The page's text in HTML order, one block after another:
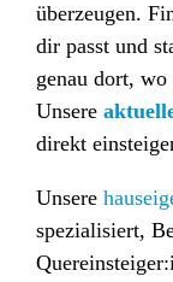
überzeugen.
dir passt und
genau dort,
Unsere
direkt
Unsere
spezialisiert,